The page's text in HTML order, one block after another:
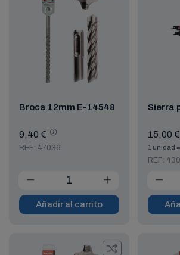
Broca 12mm E-14548
9,40 €
REF: 47036
Añadir al carrito
Sierra
15,00 €
1 unidad
REF: